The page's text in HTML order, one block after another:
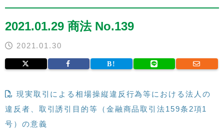
2021.01.29 商法 No.139
2021.01.30
現実取引による相場操縦違反行為等における法人の
違反者、取引誘引目的等（金融商品取引法159条2項1
号）の意義